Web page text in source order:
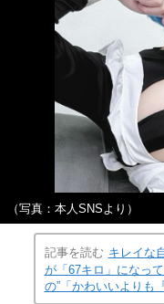
（写真：本人SNSより）
記事を読む キレイな
が「67キロ」になっ
の”「かわいいよりも